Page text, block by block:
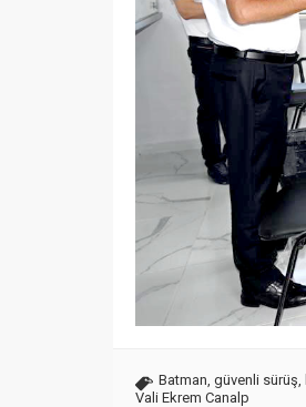
Batman güvenli sürüş
Vali Ekrem Canalp